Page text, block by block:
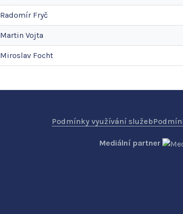
Radomír Fryč
Martin Vojta
Miroslav Focht
Podmínky využívání služeb
Mediální partner